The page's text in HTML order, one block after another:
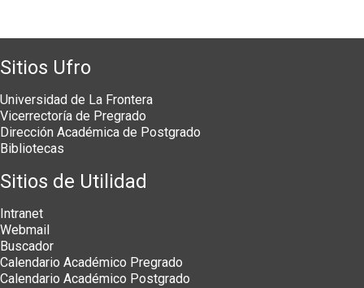
Sitios Ufro
Universidad de La Frontera
Vicerrectoría de Pregrado
Dirección Académica de Postgrado
Bibliotecas
Sitios de Utilidad
Intranet
Webmail
Buscador
Calendario Académico Pregrado
Calendario Académico Postgrado